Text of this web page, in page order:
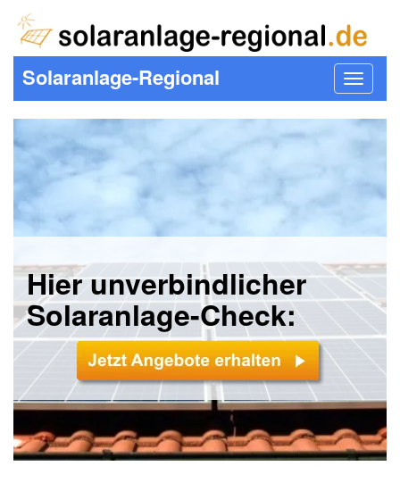
Toggle
Solaranlage-Regional
Hier unverbindlicher
Solaranlage-Check: